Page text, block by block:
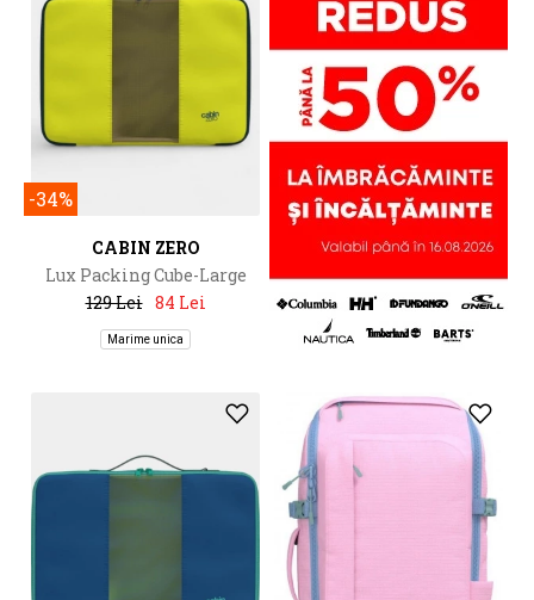
-34%
CABIN ZERO
Lux Packing Cube-Large
129 Lei 84 Lei
Marime unica